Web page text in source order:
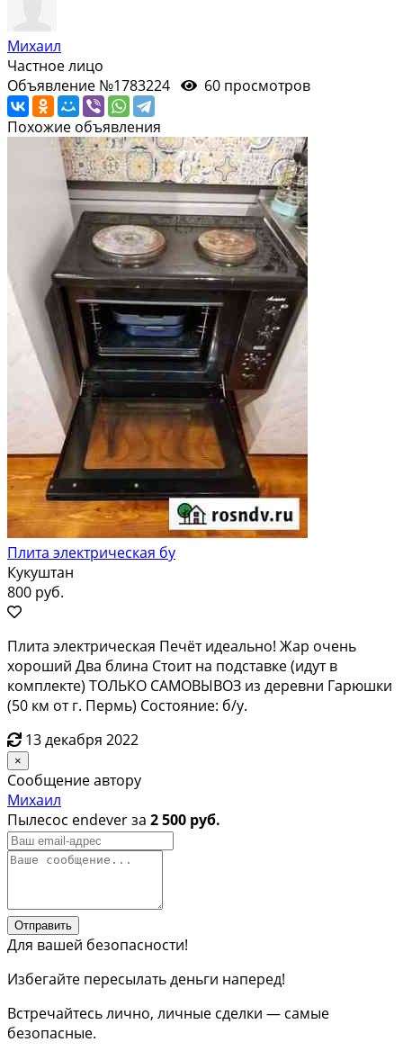
Михаил
Частное лицо
Объявление №1783224
60 просмотров
Похожие объявления
Плита электрическая бу
Кукуштан
800 руб.
Плита электрическая Печёт идеально! Жар очень
хороший Два блина Стоит на подставке (идут в
комплекте) ТОЛЬКО САМОВЫВОЗ из деревни Гарюшки
(50 км от г. Пермь) Состояние: б/у.
13 декабря 2022
×
Сообщение автору
Михаил
Пылесос endever за 2 500 руб.
Отправить
Для вашей безопасности!
Избегайте пересылать деньги наперед!
Встречайтесь лично, личные сделки — самые
безопасные.